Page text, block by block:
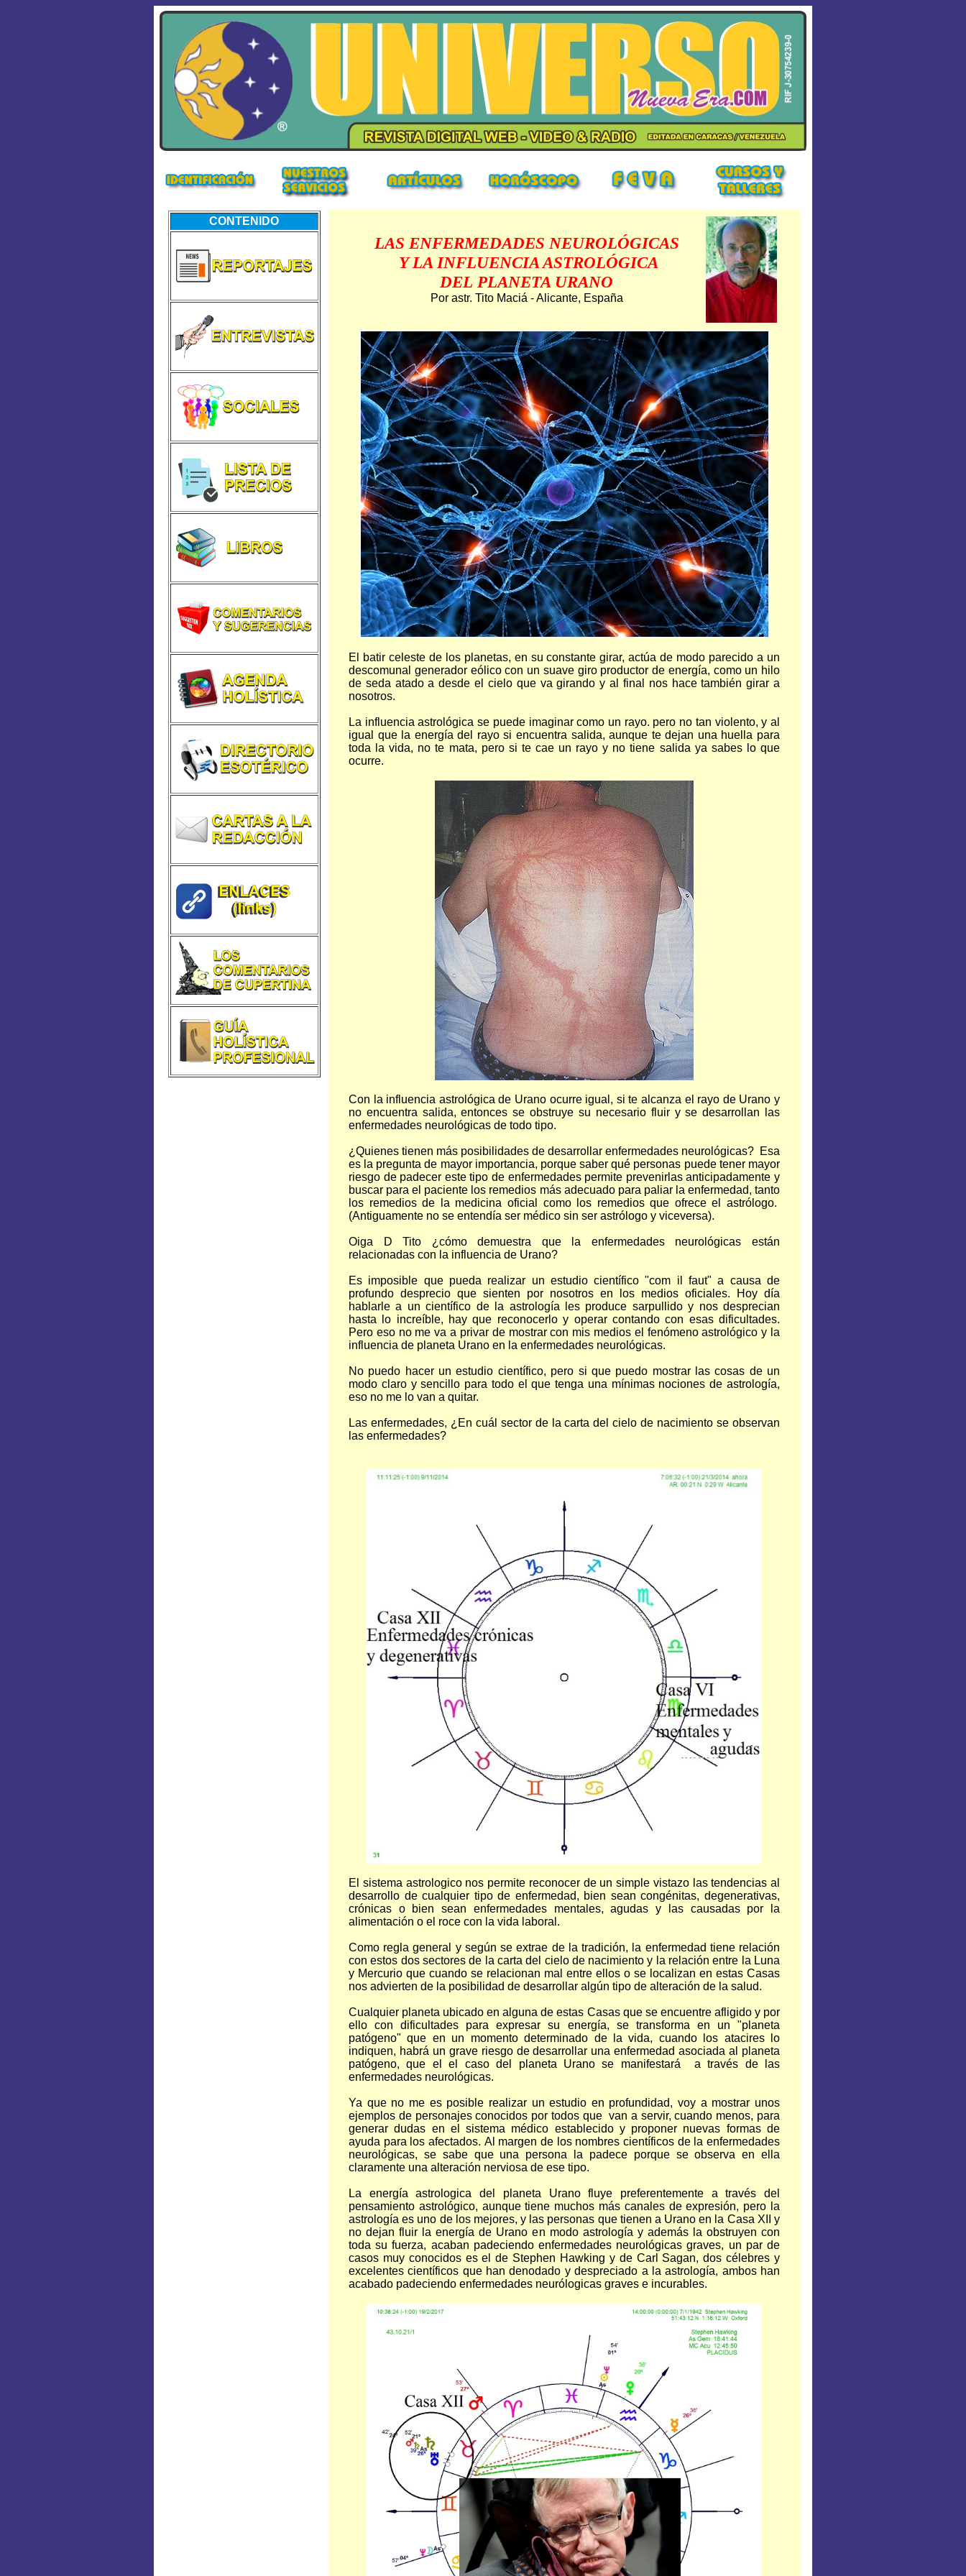
CONTENIDO
LAS ENFERMEDADES NEUROLÓGICAS
YLA INFLUENCIA ASTROLÓGICA
DEL PLANETA URANO
Por astr. Tito Maciá - Alicante, España
El batir celeste de los planetas, en su constante girar, actúa de modo parecido a un
descomunal generador eólico con un suave giro productor de energía, como un hilo
de seda atado a desde el cielo que va girando y al final nos hace también girar a
nosotros.
La influencia astrológica se puede imaginar como un rayo. pero no tan violento, y al
igual que la energía del rayo si encuentra salida, aunque te dejan una huella para
toda la vida, no te mata, pero si te cae un rayo y no tiene salida ya sabes lo que
ocurre.
Con la influencia astrológica de Urano ocurre igual, si te alcanza el rayo de Urano y
no encuentra salida, entonces se obstruye su necesario fluir y se desarrollan las
enfermedades neurológicas de todo tipo.
¿Quienes tienen más posibilidades de desarrollar enfermedades neurológicas? Esa
es la pregunta de mayor importancia, porque saber qué personas puede tener mayor
riesgo de padecer este tipo de enfermedades permite prevenirlas anticipadamente y
buscar para el paciente los remedios más adecuado para paliar la enfermedad, tanto
los remedios de la medicina oficial como los remedios que ofrece el astrólogo.
(Antiguamente no se entendía ser médico sin ser astrólogo y viceversa).
Oiga D Tito ¿cómo demuestra que la enfermedades neurológicas están
relacionadas con la influencia de Urano?
Es imposible que pueda realizar un estudio científico "com il faut" a causa de
profundo desprecio que sienten por nosotros en los medios oficiales. Hoy día
hablarle a un científico de la astrología les produce sarpullido y nos desprecian
hasta lo increíble, hay que reconocerlo y operar contando con esas dificultades.
Pero eso no me va a privar de mostrar con mis medios el fenómeno astrológico y la
influencia de planeta Urano en la enfermedades neurológicas.
No puedo hacer un estudio científico, pero si que puedo mostrar las cosas de un
modo claro y sencillo para todo el que tenga una mínimas nociones de astrología,
eso no me lo van a quitar.
Las enfermedades, ¿En cuál sector de la carta del cielo de nacimiento se observan
las enfermedades?
El sistema astrologico nos permite reconocer de un simple vistazo las tendencias al
desarrollo de cualquier tipo de enfermedad, bien sean congénitas, degenerativas,
crónicas o bien sean enfermedades mentales, agudas y las causadas por la
alimentación o el roce con la vida laboral.
Como regla general y según se extrae de la tradición, la enfermedad tiene relación
con estos dos sectores de la carta del cielo de nacimiento y la relación entre la Luna
y Mercurio que cuando se relacionan mal entre ellos o se localizan en estas Casas
nos advierten de la posibilidad de desarrollar algún tipo de alteración de la salud.
Cualquier planeta ubicado en alguna de estas Casas que se encuentre afligido y por
ello con dificultades para expresar su energía, se transforma en un "planeta
patógeno" que en un momento determinado de la vida, cuando los atacires lo
indiquen, habrá un grave riesgo de desarrollar una enfermedad asociada al planeta
patógeno, que el el caso del planeta Urano se manifestará a través de las
enfermedades neurológicas.
Ya que no me es posible realizar un estudio en profundidad, voy a mostrar unos
ejemplos de personajes conocidos por todos que van a servir, cuando menos, para
generar dudas en el sistema médico establecido y proponer nuevas formas de
ayuda para los afectados. Al margen de los nombres científicos de la enfermedades
neurológicas, se sabe que una persona la padece porque se observa en ella
claramente una alteración nerviosa de ese tipo.
La energía astrologica del planeta Urano fluye preferentemente a través del
pensamiento astrológico, aunque tiene muchos más canales de expresión, pero la
astrología es uno de los mejores, y las personas que tienen a Urano en la Casa XII y
no dejan fluir la energía de Urano en modo astrología y además la obstruyen con
toda su fuerza, acaban padeciendo enfermedades neurológicas graves, un par de
casos muy conocidos es el de Stephen Hawking y de Carl Sagan, dos célebres y
excelentes científicos que han denodado y despreciado a la astrología, ambos han
acabado padeciendo enfermedades neurólogicas graves e incurables.